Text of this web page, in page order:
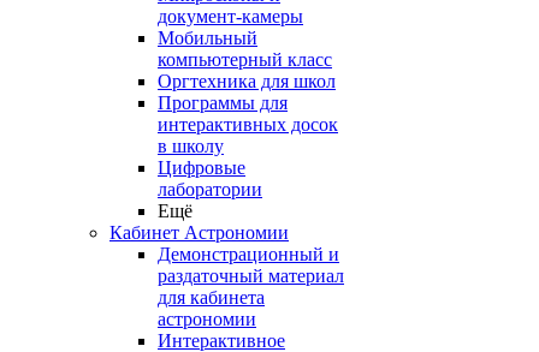
документ-камеры
Мобильный
компьютерный класс
Оргтехника для школ
Программы для
интерактивных досок
в школу
Цифровые
лаборатории
Ещё
Кабинет Астрономии
Демонстрационный и
раздаточный материал
для кабинета
астрономии
Интерактивное